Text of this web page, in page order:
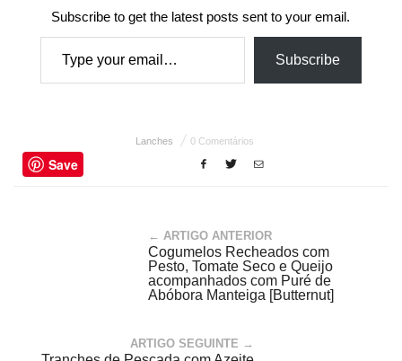
Subscribe to get the latest posts sent to your email.
Type your email…
Subscribe
Lanches 0 Comentários
Save
← ARTIGO ANTERIOR
Cogumelos Recheados com
Pesto, Tomate Seco e Queijo
acompanhados com Puré de
Abóbora Manteiga [Butternut]
ARTIGO SEGUINTE →